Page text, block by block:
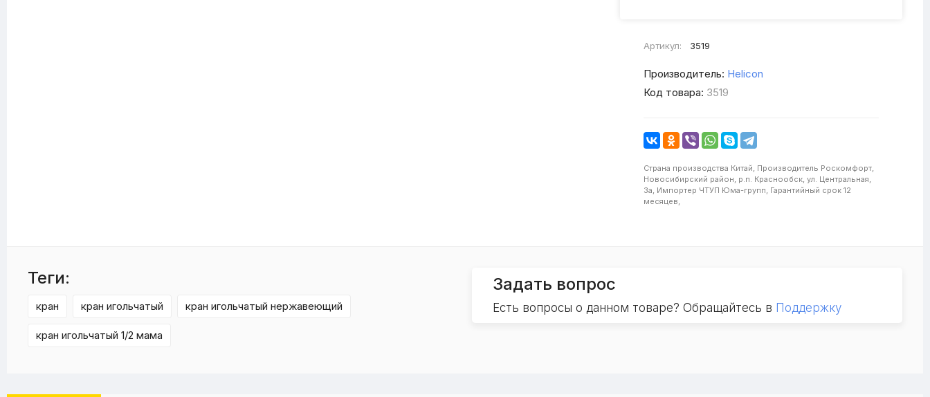
Артикул: 3519
Производитель: Helicon
Код товара: 3519
Страна производства Китай, Производитель Роскомфорт,
Новосибирский район, р.п. Краснообск, ул. Центральная,
3а, Импортер ЧТУП Юма-групп, Гарантийный срок 12
месяцев,
Теги:
кран кран игольчатый кран игольчатый нержавеющий
кран игольчатый 1/2 мама
Задать вопрос
Есть вопросы о данном товаре? Обращайтесь в Поддержку